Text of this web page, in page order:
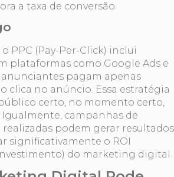
a taxa de conversão.
PPC (Pay-Per-Click) inclui
plataformas como Google Ads e
anunciantes pagam apenas
clica no anúncio. Essa estratégia
certo, no momento certo,
campanhas de
podem gerar resultados
significativamente o ROI
do marketing digital.